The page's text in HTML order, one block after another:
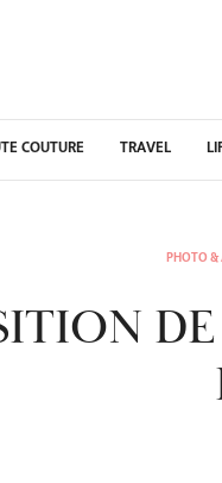
COUTURE TRAVEL
PHOTO &